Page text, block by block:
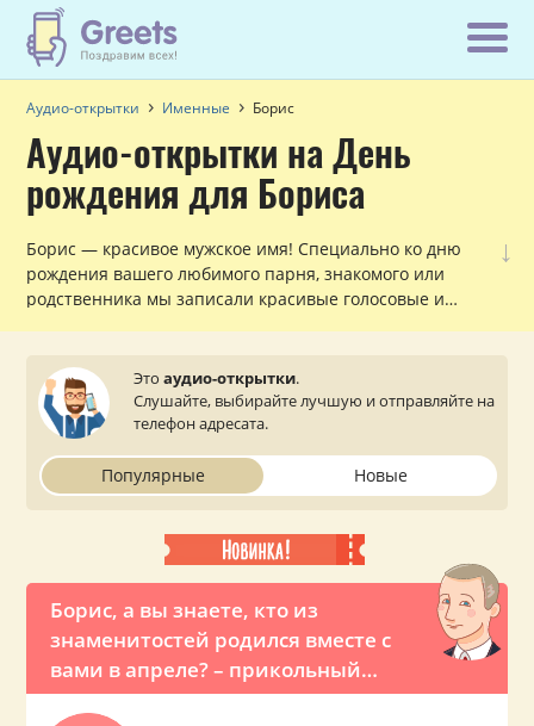
Аудио-открытки Именные Борис
Аудио-открытки на День
рождения для Бориса
↓
Борис — красивое мужское имя! Специально ко дню
рождения вашего любимого парня, знакомого или
родственника мы записали красивые голосовые и
мобильный телефон.
Этоаудио-открытки.
Слушайте, выбирайте лучшую и отправляйте на
телефон адресата.
Популярные Новые
Борис, а вы знаете, кто из
знаменитостей родился вместе с
вами в апреле? – прикольный
звонок с именным поздравлением